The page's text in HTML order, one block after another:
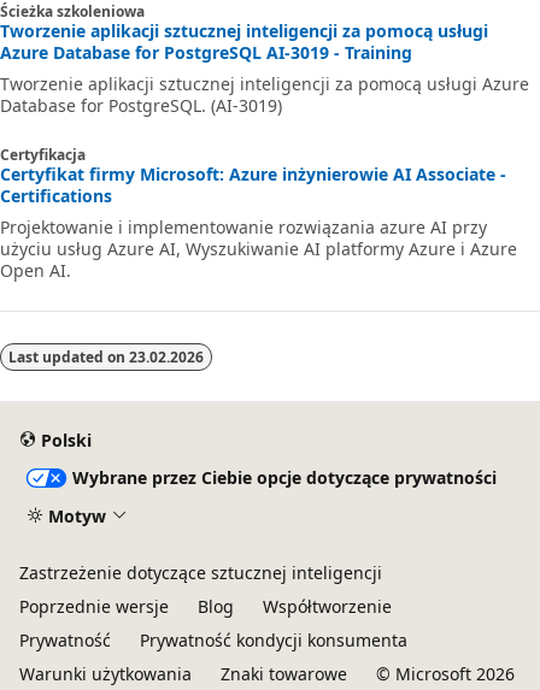
Ścieżka szkoleniowa
Tworzenie aplikacji sztucznej inteligencji za pomocą usługi
Azure Database for PostgreSQL AI-3019 - Training
Tworzenie aplikacji sztucznej inteligencji za pomocą usługi Azure
Database for PostgreSQL. (AI-3019)
Certyfikacja
Certyfikat firmy Microsoft: Azure inżynierowie AI Associate -
Certifications
Projektowanie i implementowanie rozwiązania azure AI przy
użyciu usług Azure AI, Wyszukiwanie AI platformy Azure i Azure
Open AI.
Last updated on 23.02.2026
Polski
Wybrane przez Ciebie opcje dotyczące prywatności
Motyw
Zastrzeżenie dotyczące sztucznej inteligencji
Poprzednie wersje
Blog
Współtworzenie
Prywatność
Prywatność kondycji konsumenta
Warunki użytkowania
Znaki towarowe © Microsoft 2026